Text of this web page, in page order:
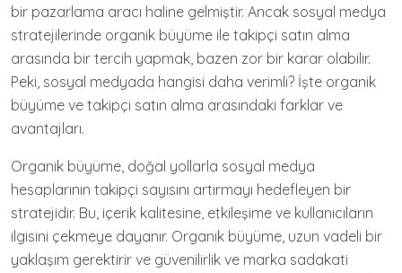
bir pazarlama aracı haline gelmiştir. Ancak sosyal medya
stratejilerinde organik büyüme ile takipçi satın alma
arasında bir tercih yapmak, bazen zor bir karar olabilir.
Peki, sosyal medyada hangisi daha verimli? İşte organik
büyüme ve takipçi satın alma arasındaki farklar ve
avantajları.
Organik büyüme, doğal yollarla sosyal medya
hesaplarının takipçi sayısını artırmayı hedefleyen bir
stratejidir. Bu, içerik kalitesine, etkileşime ve kullanıcıların
ilgisini çekmeye dayanır. Organik büyüme, uzun vadeli bir
yaklaşım gerektirir ve güvenilirlik ve marka sadakati